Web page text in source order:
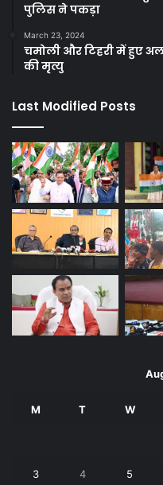
पुलिस ने पकड़ा
March 23, 2024
चमोली और टिहरी में हुए
की मृत्यु
Last Modified Posts
M T W
3 4 5